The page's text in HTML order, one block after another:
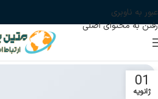
عبور به ناوبری
رفتن به محتوای اصلی
01
ژانویه